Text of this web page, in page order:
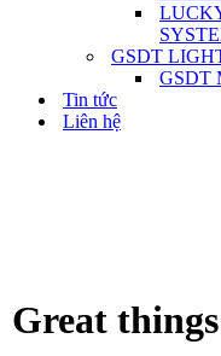
GSDT
GSDT
Tin tức
Liên hệ
Great